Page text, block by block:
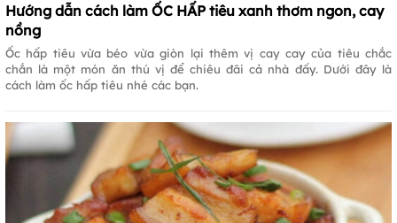
Hướng dẫn cách làm ỐC HẤP tiêu xanh thơm ngon, cay
nồng
Ốc hấp tiêu vừa béo vừa giòn lại thêm vị cay cay của tiêu chắc
chắn là một món ăn thú vị để chiêu đãi cả nhà đấy. Dưới đây là
cách làm ốc hấp tiêu nhé các bạn.